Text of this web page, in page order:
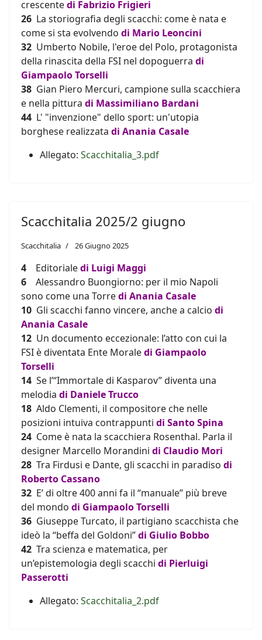
crescentedi Fabrizio Frigieri
26 La storiografia degli scacchi: come è nata e
come si sta evolvendo di Mario Leoncini
32 Umberto Nobile, l'eroe del Polo, protagonista
della rinascita della FSI nel dopoguerra di
Giampaolo Torselli
38 Gian Piero Mercuri, campione sulla scacchiera
e nella pittura di Massimiliano Bardani
44 L' "invenzione" dello sport: un'utopia
borghese realizzata di Anania Casale
Allegato: Scacchitalia_3.pdf
Scacchitalia 2025/2 giugno
Scacchitalia 26 Giugno 2025
4 Editorialedi Luigi Maggi
6 Alessandro Buongiorno: per il mio Napoli
sono come una Torredi Anania Casale
10 Gli scacchi fanno vincere, anche a calcio di
Anania Casale
12 Un documento eccezionale: l’atto con cui la
FSI è diventata Ente Moraledi Giampaolo
Torselli
14 Se l’“Immortale di Kasparov” diventa una
melodia di Daniele Trucco
18 Aldo Clementi, il compositore che nelle
posizioni intuiva contrappunti di Santo Spina
24 Come è nata la scacchiera Rosenthal. Parla il
designer Marcello Morandini di Claudio Mori
28 Tra Firdusi e Dante, gli scacchi in paradiso di
Roberto Cassano
32 E’ di oltre 400 anni fa il “manuale” più breve
del mondo di Giampaolo Torselli
36 Giuseppe Turcato, il partigiano scacchista che
ideò la “beffa del Goldoni”di Giulio Bobbo
42 Tra scienza e matematica, per
un’epistemologia degli scacchi di Pierluigi
Passerotti
Allegato: Scacchitalia_2.pdf